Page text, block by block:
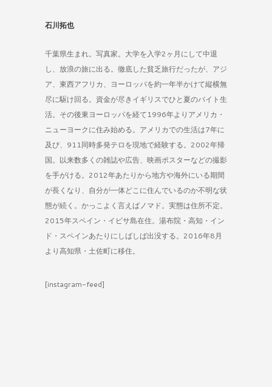
石川拓也
千葉県生まれ。写真家。大学を入学2ヶ月にして中退
し、放浪の旅に出る。徹底した貧乏旅行だったが、アジ
ア、東西アフリカ、ヨーロッパを約一年半かけて縦横無
尽に駆け回る。資金が尽きイギリスでひと夏のバイト生
活。その後東ヨーロッパを経て1996年よりアメリカ・
ニューヨークに住み始める。アメリカでの生活は7年に
及び、911同時多発テロを現地で経験する。2002年帰
国。以来数多くの雑誌や広告、映画ポスターなどの撮影
を手がける。2012年あたりから地方や海外にいる期間
が長くなり、自分が一体どこに住んでいるのか不明な状
態が続く。かっこよく言えばノマド。実態は住所不定。
2015年スペイン・イビサ島在住。湯布院・高知・イン
ド・スペインあたりにしばしば出没する。2016年8月
より高知県・土佐町に移住。
[instagram-feed]